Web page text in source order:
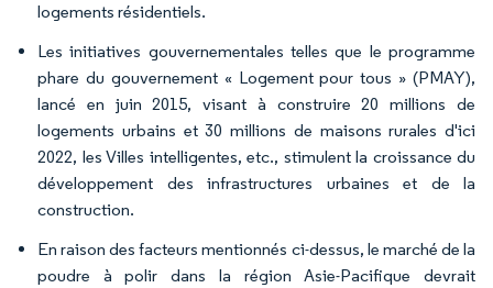
logements résidentiels.
Les initiatives gouvernementales telles que le programme
phare du gouvernement « Logement pour tous » (PMAY),
lancé en juin 2015, visant à construire 20 millions de
logements urbains et 30 millions de maisons rurales d'ici
2022, les Villes intelligentes, etc., stimulent la croissance du
développement des infrastructures urbaines et de la
construction.
En raison des facteurs mentionnés ci-dessus, le marché de la
poudre à polir dans la région Asie-Pacifique devrait